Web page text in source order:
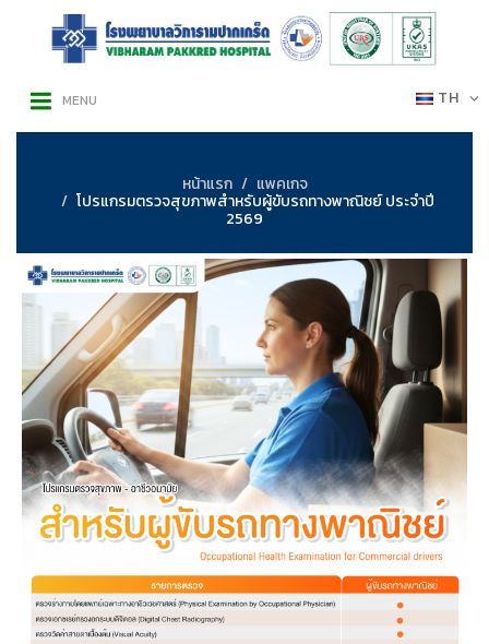
TH
MENU
หน้าแรก แพคเกจ
โปรแกรมตรวจสุขภาพสำหรับผู้ขับรถทางพาณิชย์ ประจำปี
2569